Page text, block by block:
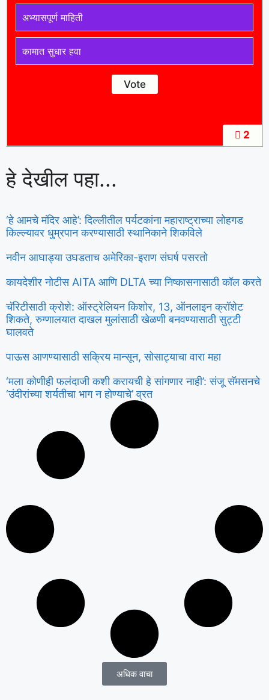
2
अभ्यासपूर्ण माहिती
कामात सुधार हवा
हे देखील पहा...
‘हे आमचे मंदिर आहे’: दिल्लीतील पर्यटकांना महाराष्ट्राच्या लोहगड
किल्ल्यावर धुम्रपान करण्यासाठी स्थानिकाने शिकविले
नवीन आघाड्या उघडताच अमेरिका-इराण संघर्ष पसरतो
कायदेशीर नोटीस AITA आणि DLTA च्या निष्कासनासाठी कॉल करते
चॅरिटीसाठी क्रोशे: ऑस्ट्रेलियन किशोर, 13, ऑनलाइन क्रॉशेट
शिकते, रुग्णालयात दाखल मुलांसाठी खेळणी बनवण्यासाठी सुट्टी
घालवते
पाऊस आणण्यासाठी सक्रिय मान्सून, सोसाट्याचा वारा महा
‘मला कोणीही फलंदाजी कशी करायची हे सांगणार नाही’: संजू सॅमसनचे
‘उंदीरांच्या शर्यतीचा भाग न होण्याचे’ व्रत
अधिक वाचा